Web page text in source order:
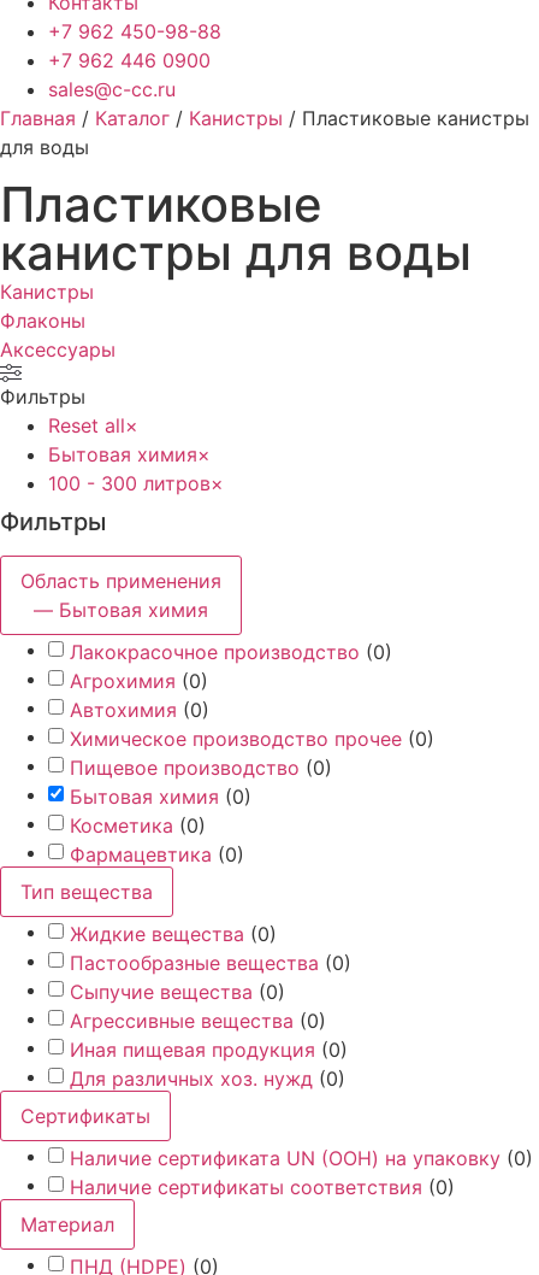
+7 962 450-98-88
+7 962 446 0900
sales@c-cc.ru
Главная / Каталог / Канистры / Пластиковые канистры
для воды
Пластиковые
канистры для воды
Канистры
Флаконы
Аксессуары
Фильтры
Reset all×
Бытовая химия×
100 - 300 литров×
Фильтры
Область применения
— Бытовая химия
Лакокрасочное производство (0)
Агрохимия (0)
Автохимия (0)
Химическое производство прочее (0)
Пищевое производство (0)
Бытовая химия (0)
Косметика (0)
Фармацевтика (0)
Тип вещества
Жидкие вещества (0)
Пастообразные вещества (0)
Сыпучие вещества (0)
Агрессивные вещества (0)
Иная пищевая продукция (0)
Для различных хоз. нужд (0)
Сертификаты
Наличие сертификата UN (ООН) на упаковку (0)
Наличие сертификаты соответствия (0)
Материал
ПНД (HDPE) (0)